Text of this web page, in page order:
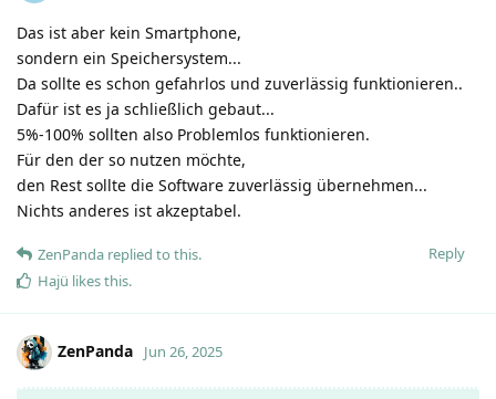
Das ist aber kein Smartphone,
sondern ein Speichersystem...
Da sollte es schon gefahrlos und zuverlässig funktionieren..
Dafür ist es ja schließlich gebaut...
5%-100% sollten also Problemlos funktionieren.
Für den der so nutzen möchte,
den Rest sollte die Software zuverlässig übernehmen...
Nichts anderes ist akzeptabel.
Reply
ZenPanda replied to this.
Hajü likes this.
ZenPanda Jun 26, 2025